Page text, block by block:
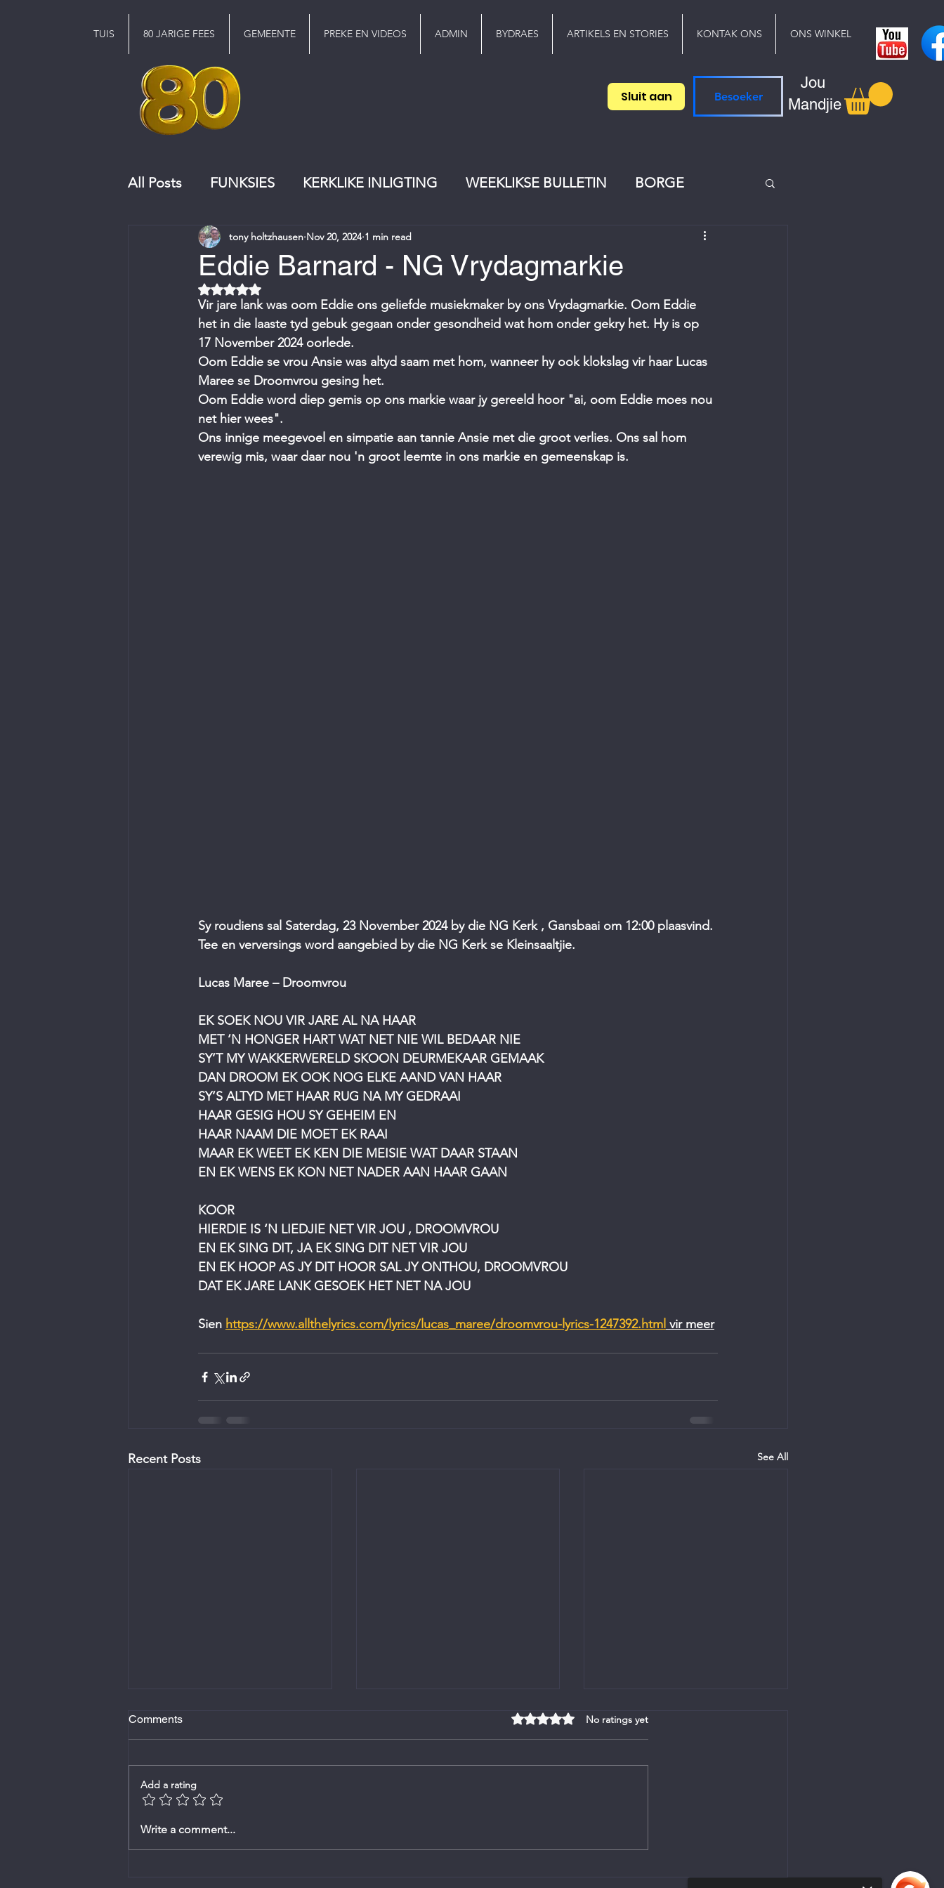
TUIS 80 JARIGE FEES GEMEENTE PREKE EN VIDEOS ADMIN BYDRAES ARTIKELS EN STORIES KONTAK ONS ONS WINKEL
Sluit aan Besoeker
Jou
Mandjie
All Posts FUNKSIES KERKLIKE INLIGTING WEEKLIKSE BULLETIN BORGE
KERKRAAD KOOR EREDIENS
Eddie Barnard - NG Vrydagmarkie
tony holtzhausen Nov 20, 2024 1 min read
Rated NaN out of 5 stars.
Vir jare lank was oom Eddie ons geliefde musiekmaker by ons Vrydagmarkie. Oom Eddie
het in die laaste tyd gebuk gegaan onder gesondheid wat hom onder gekry het. Hy is op
17 November 2024 oorlede.
Oom Eddie se vrou Ansie was altyd saam met hom, wanneer hy ook klokslag vir haar Lucas
Maree se Droomvrou gesing het.
Oom Eddie word diep gemis op ons markie waar jy gereeld hoor "ai, oom Eddie moes nou
net hier wees".
Ons innige meegevoel en simpatie aan tannie Ansie met die groot verlies. Ons sal hom
verewig mis, waar daar nou 'n groot leemte in ons markie en gemeenskap is.
Sy roudiens sal Saterdag, 23 November 2024 by die NG Kerk , Gansbaai om 12:00 plaasvind.
Tee en verversings word aangebied by die NG Kerk se Kleinsaaltjie.
Lucas Maree – Droomvrou
EK SOEK NOU VIR JARE AL NA HAAR
MET ‘N HONGER HART WAT NET NIE WIL BEDAAR NIE
SY’T MY WAKKERWERELD SKOON DEURMEKAAR GEMAAK
DAN DROOM EK OOK NOG ELKE AAND VAN HAAR
SY’S ALTYD MET HAAR RUG NA MY GEDRAAI
HAAR GESIG HOU SY GEHEIM EN
HAAR NAAM DIE MOET EK RAAI
MAAR EK WEET EK KEN DIE MEISIE WAT DAAR STAAN
EN EK WENS EK KON NET NADER AAN HAAR GAAN
KOOR
HIERDIE IS ‘N LIEDJIE NET VIR JOU , DROOMVROU
EN EK SING DIT, JA EK SING DIT NET VIR JOU
EN EK HOOP AS JY DIT HOOR SAL JY ONTHOU, DROOMVROU
DAT EK JARE LANK GESOEK HET NET NA JOU
Sien https://www.allthelyrics.com/lyrics/lucas_maree/droomvrou-lyrics-1247392.html vir meer
Recent Posts See All
Erediens -2 Augustus 2026
Comments Rated 0 out of 5 stars.
No ratings yet
Add a rating
Write a comment...